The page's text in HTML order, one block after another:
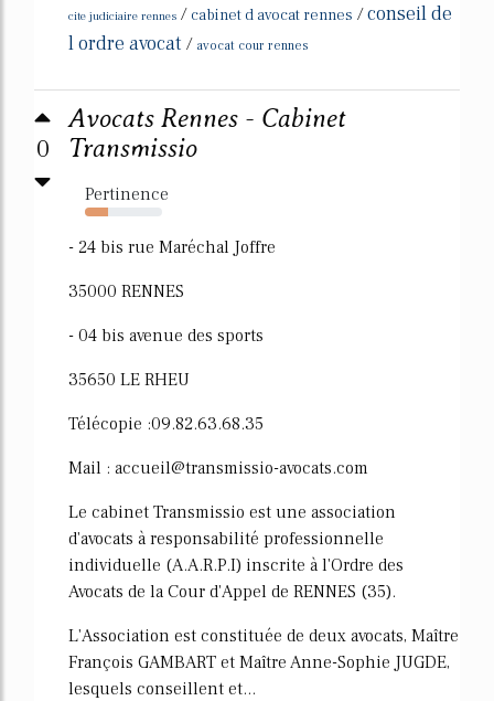
cite judiciaire rennes / cabinet d avocat rennes /conseil de
l ordre avocat / avocat cour rennes
0
Avocats Rennes - Cabinet
Transmissio
Pertinence
30%
- 24 bis rue Maréchal Joffre
35000 RENNES
- 04 bis avenue des sports
35650 LE RHEU
Télécopie :09.82.63.68.35
Mail : accueil@transmissio-avocats.com
Le cabinet Transmissio est une association
d'avocats à responsabilité professionnelle
individuelle (A.A.R.P.I) inscrite à l'Ordre des
Avocats de la Cour d'Appel de RENNES (35).
L'Association est constituée de deux avocats, Maître
François GAMBART et Maître Anne-Sophie JUGDE,
lesquels conseillent et...